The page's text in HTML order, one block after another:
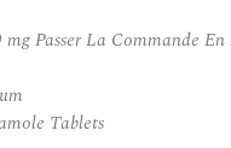
Passer La Commande En
Tablets